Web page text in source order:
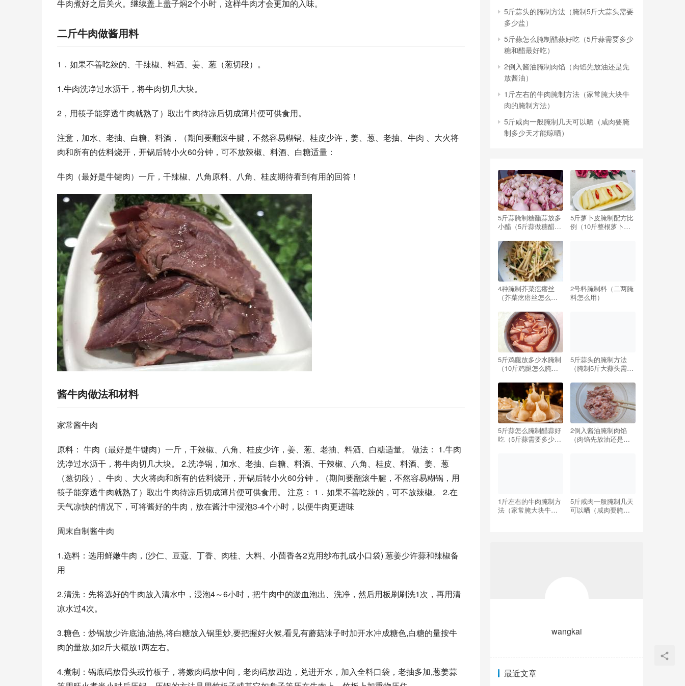
牛肉煮好之后关火。继续盖上盖子焖2个小时，这样牛肉才会更加的入味。
二斤牛肉做酱用料
1．如果不善吃辣的、干辣椒、料酒、姜、葱（葱切段）。
1.牛肉洗净过水沥干，将牛肉切几大块。
2，用筷子能穿透牛肉就熟了）取出牛肉待凉后切成薄片便可供食用。
注意，加水、老抽、白糖、料酒，（期间要翻滚牛腱，不然容易糊锅、桂皮少许，姜、葱、老抽、牛肉 、大火将
肉和所有的佐料烧开，开锅后转小火60分钟，可不放辣椒、料酒、白糖适量：
牛肉（最好是牛键肉）一斤，干辣椒、八角原料、八角、桂皮期待看到有用的回答！
酱牛肉做法和材料
家常酱牛肉
原料： 牛肉（最好是牛键肉）一斤，干辣椒、八角、桂皮少许，姜、葱、老抽、料酒、白糖适量。 做法： 1.牛肉
洗净过水沥干，将牛肉切几大块。 2.洗净锅，加水、老抽、白糖、料酒、干辣椒、八角、桂皮、料酒、姜、葱
（葱切段）、牛肉 、大火将肉和所有的佐料烧开，开锅后转小火60分钟，（期间要翻滚牛腱，不然容易糊锅，用
筷子能穿透牛肉就熟了）取出牛肉待凉后切成薄片便可供食用。 注意： 1．如果不善吃辣的，可不放辣椒。 2.在
天气凉快的情况下，可将酱好的牛肉，放在酱汁中浸泡3-4个小时，以便牛肉更进味
周末自制酱牛肉
1.选料：选用鲜嫩牛肉，(沙仁、豆蔻、丁香、肉桂、大料、小茴香各2克用纱布扎成小口袋) 葱姜少许蒜和辣椒备
用
2.清洗：先将选好的牛肉放入清水中，浸泡4～6小时，把牛肉中的淤血泡出、洗净，然后用板刷刷洗1次，再用清
凉水过4次。
3.糖色：炒锅放少许底油,油热,将白糖放入锅里炒,要把握好火候,看见有蘑菇沫子时加开水冲成糖色,白糖的量按牛
肉的量放,如2斤大概放1两左右。
4.煮制：锅底码放骨头或竹板子，将嫩肉码放中间，老肉码放四边，兑进开水，加入全料口袋，老抽多加,葱姜蒜
5斤蒜头的腌制方法（腌制5斤大蒜头需要
多少盐）
5斤蒜怎么腌制醋蒜好吃（5斤蒜需要多少
糖和醋最好吃）
2倒入酱油腌制肉馅（肉馅先放油还是先
放酱油）
1斤左右的牛肉腌制方法（家常腌大块牛
肉的腌制方法）
5斤咸肉一般腌制几天可以晒（咸肉要腌
制多少天才能晾晒）
5斤蒜腌制糖醋蒜放多
小醋（5斤蒜做糖醋蒜,
5斤萝卜皮腌制配方比
例（10斤整根萝卜腌
4种腌制芥菜疙瘩丝
（芥菜疙瘩丝怎么腌
2号料腌制料（二两腌
料怎么用）
5斤鸡腿放多少水腌制
（10斤鸡腿怎么腌制
5斤蒜头的腌制方法
（腌制5斤大蒜头需要
5斤蒜怎么腌制醋蒜好
吃（5斤蒜需要多少糖
2倒入酱油腌制肉馅
（肉馅先放油还是先
1斤左右的牛肉腌制方
法（家常腌大块牛肉
5斤咸肉一般腌制几天
可以晒（咸肉要腌制
wangkai
最近文章